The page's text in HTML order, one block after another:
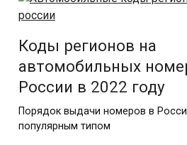
Коды регионов на
автомобильных
России в 2022 году
Порядок выдачи номеров в
популярным типом